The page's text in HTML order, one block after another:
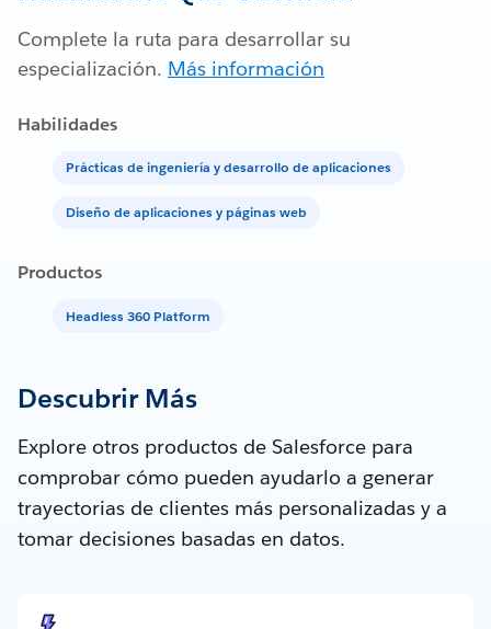
Complete la ruta para desarrollar su
especialización. Más información
Habilidades
Prácticas de ingeniería y desarrollo de aplicaciones
Diseño de aplicaciones y páginas web
Productos
Headless 360 Platform
Descubrir Más
Explore otros productos de Salesforce para
comprobar cómo pueden ayudarlo a generar
trayectorias de clientes más personalizadas y a
tomar decisiones basadas en datos.